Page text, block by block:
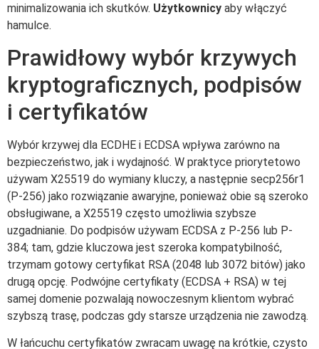
minimalizowania ich skutków. Użytkownicy aby włączyć
hamulce.
Prawidłowy wybór krzywych
kryptograficznych, podpisów
i certyfikatów
Wybór krzywej dla ECDHE i ECDSA wpływa zarówno na
bezpieczeństwo, jak i wydajność. W praktyce priorytetowo
używam X25519 do wymiany kluczy, a następnie secp256r1
(P-256) jako rozwiązanie awaryjne, ponieważ obie są szeroko
obsługiwane, a X25519 często umożliwia szybsze
uzgadnianie. Do podpisów używam ECDSA z P-256 lub P-
384; tam, gdzie kluczowa jest szeroka kompatybilność,
trzymam gotowy certyfikat RSA (2048 lub 3072 bitów) jako
drugą opcję. Podwójne certyfikaty (ECDSA + RSA) w tej
samej domenie pozwalają nowoczesnym klientom wybrać
szybszą trasę, podczas gdy starsze urządzenia nie zawodzą.
W łańcuchu certyfikatów zwracam uwagę na krótkie, czysto